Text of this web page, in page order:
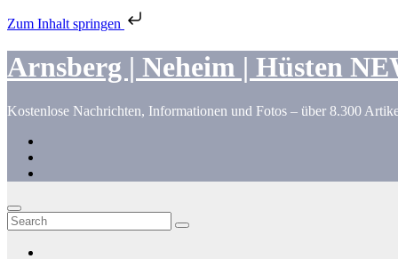
Zum Inhalt springen
Skip
to
Arnsberg | Neheim | Hüsten
Kostenlose Nachrichten, Informationen und Fotos – über 8.300